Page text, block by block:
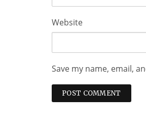
Website
Save my name, email,